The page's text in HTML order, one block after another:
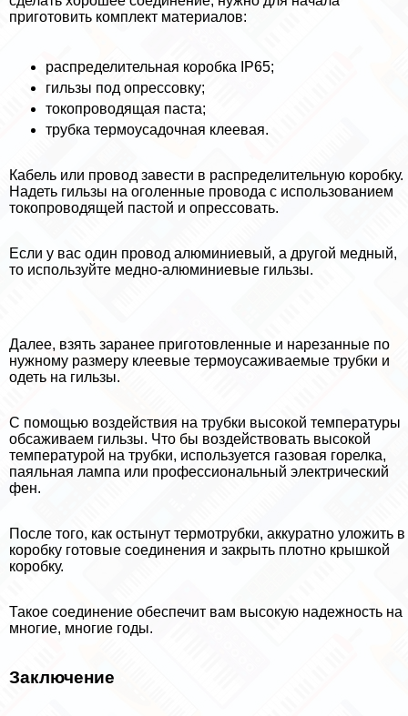
приготовить комплект материалов:
распределительная коробка IP65;
гильзы под опрессовку;
токопроводящая паста;
трубка термоусадочная клеевая.
Кабель или провод завести в распределительную коробку.
Надеть гильзы на оголенные провода с использованием
токопроводящей пастой и опрессовать.
Если у вас один провод алюминиевый, а другой медный,
то используйте медно-алюминиевые гильзы.
Далее, взять заранее приготовленные и нарезанные по
нужному размеру клеевые термоусаживаемые трубки и
одеть на гильзы.
С помощью воздействия на трубки высокой температуры
обсаживаем гильзы. Что бы воздействовать высокой
температурой на трубки, используется газовая горелка,
паяльная лампа или профессиональный электрический
фен.
После того, как остынут термотрубки, аккуратно уложить в
коробку готовые соединения и закрыть плотно крышкой
коробку.
Такое соединение обеспечит вам высокую надежность на
многие, многие годы.
Заключение